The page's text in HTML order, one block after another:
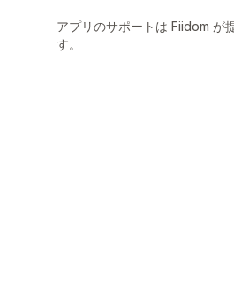
アプリのサポートは Fiidom が
す。